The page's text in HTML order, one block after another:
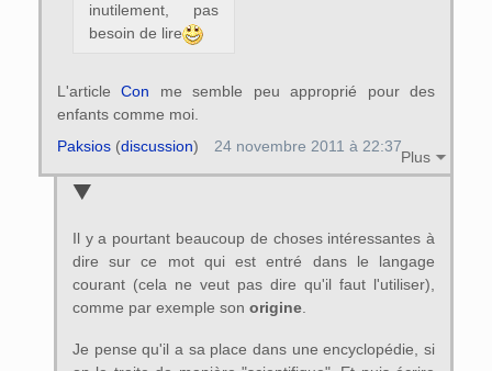
inutilement, pas
besoin de lire
L'articleCon me semble peu approprié pour des
enfants comme moi.
Plus
Paksios(discussion) 24 novembre 2011 à 22:37
Il y a pourtant beaucoup de choses intéressantes à
dire sur ce mot qui est entré dans le langage
courant (cela ne veut pas dire qu'il faut l'utiliser),
comme par exemple son origine.
Je pense qu'il a sa place dans une encyclopédie, si